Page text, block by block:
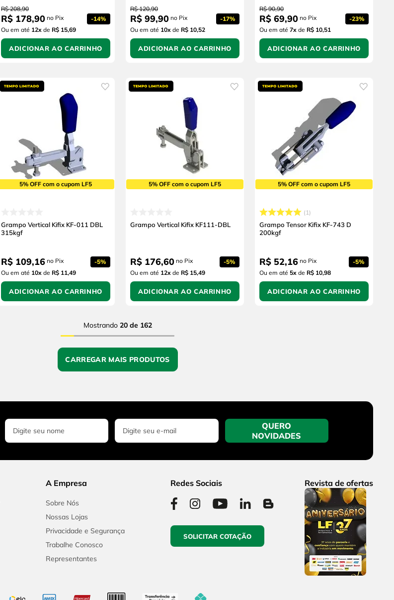
R$ 208,90
R$ 178,90 no Pix -14%
Ou em até 12x de R$ 15,69
ADICIONAR AO CARRINHO
R$ 120,90
R$ 99,90 no Pix -17%
Ou em até 10x de R$ 10,52
ADICIONAR AO CARRINHO
R$ 90,90
R$ 69,90 no Pix -23%
Ou em até 7x de R$ 10,51
ADICIONAR AO CARRINHO
5% OFF com o cupom LF5
Grampo Vertical Kifix KF-011 DBL
315kgf
R$ 109,16 no Pix -5%
Ou em até 10x de R$ 11,49
ADICIONAR AO CARRINHO
5% OFF com o cupom LF5
Grampo Vertical Kifix KF111-DBL
R$ 176,60 no Pix -5%
Ou em até 12x de R$ 15,49
ADICIONAR AO CARRINHO
5% OFF com o cupom LF5
1
Grampo Tensor Kifix KF-743 D
200kgf
R$ 52,16 no Pix -5%
Ou em até 5x de R$ 10,98
ADICIONAR AO CARRINHO
Mostrando 20 de 162
QUERO
NOVIDADES
A Empresa
Sobre Nós
Nossas Lojas
Privacidade e Segurança
Trabalhe Conosco
Representantes
Redes Sociais
SOLICITAR COTAÇÃO
Revista de ofertas